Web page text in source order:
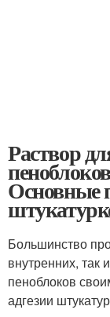
Раствор
Основные
Большинство
внутренних, так
пеноблоков
адгезии